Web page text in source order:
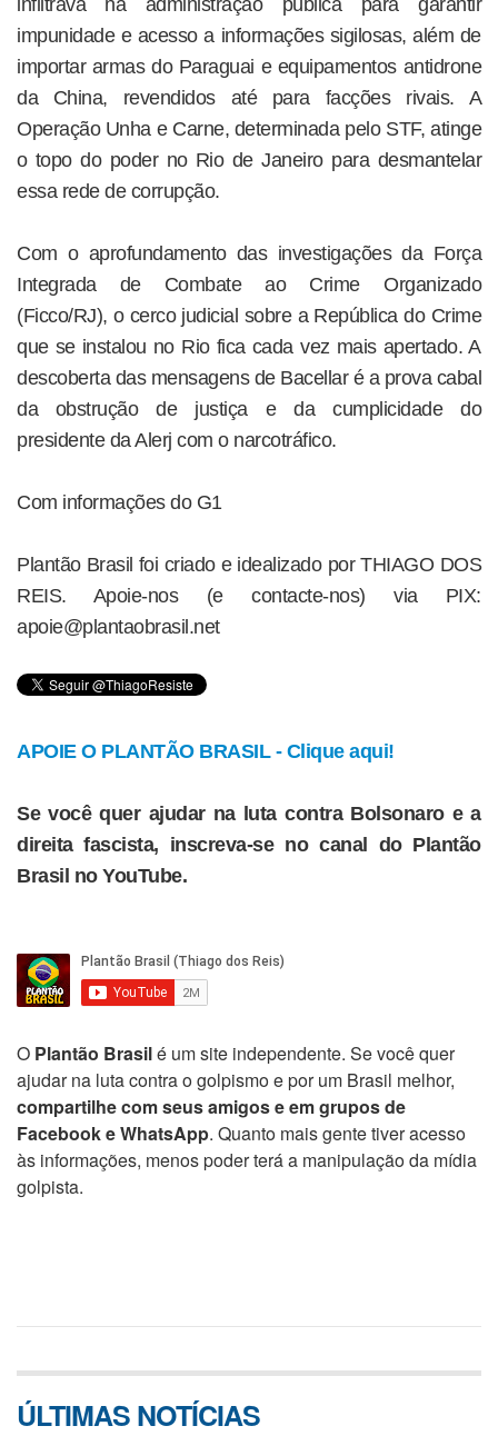
impunidade e acesso a informações sigilosas, além de
importar armas do Paraguai e equipamentos antidrone
da China, revendidos até para facções rivais. A
Operação Unha e Carne, determinada pelo STF, atinge
o topo do poder no Rio de Janeiro para desmantelar
essa rede de corrupção.
Com o aprofundamento das investigações da Força
Integrada de Combate ao Crime Organizado
(Ficco/RJ), o cerco judicial sobre a República do Crime
que se instalou no Rio fica cada vez mais apertado. A
descoberta das mensagens de Bacellar é a prova cabal
da obstrução de justiça e da cumplicidade do
presidente da Alerj com o narcotráfico.
Com informações do G1
Plantão Brasil foi criado e idealizado por THIAGO DOS
REIS. Apoie-nos (e contacte-nos) via PIX:
apoie@plantaobrasil.net
APOIE O PLANTÃO BRASIL - Clique aqui!
Se você quer ajudar na luta contra Bolsonaro e a
direita fascista, inscreva-se no canal do Plantão
Brasil no YouTube.
O Plantão Brasilé um site independente. Se você quer
ajudar na luta contra o golpismo e por um Brasil melhor,
compartilhe com seus amigos e em grupos de
Facebook e WhatsApp. Quanto mais gente tiver acesso
às informações, menos poder terá a manipulação da mídia
golpista.
ÚLTIMAS NOTÍCIAS